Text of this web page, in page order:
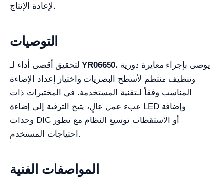
لإعادة الإنتاج.
التوصيات
YR06650، يوصى بإجراء معايرة دورية
وتنظيف منتظم لأسطح البصريات واختيار إعداد الإضاءة
المناسب وفقاً للتقنية المستخدمة. في المختبرات ذات
عبء عمل عالٍ، يتيح الترقية إلى إضاءة LED وإضافة
وحدات DIC أو الاستقطاب توسيع النظام مع تطور
احتياجات المستخدم.
المواصفات الفنية